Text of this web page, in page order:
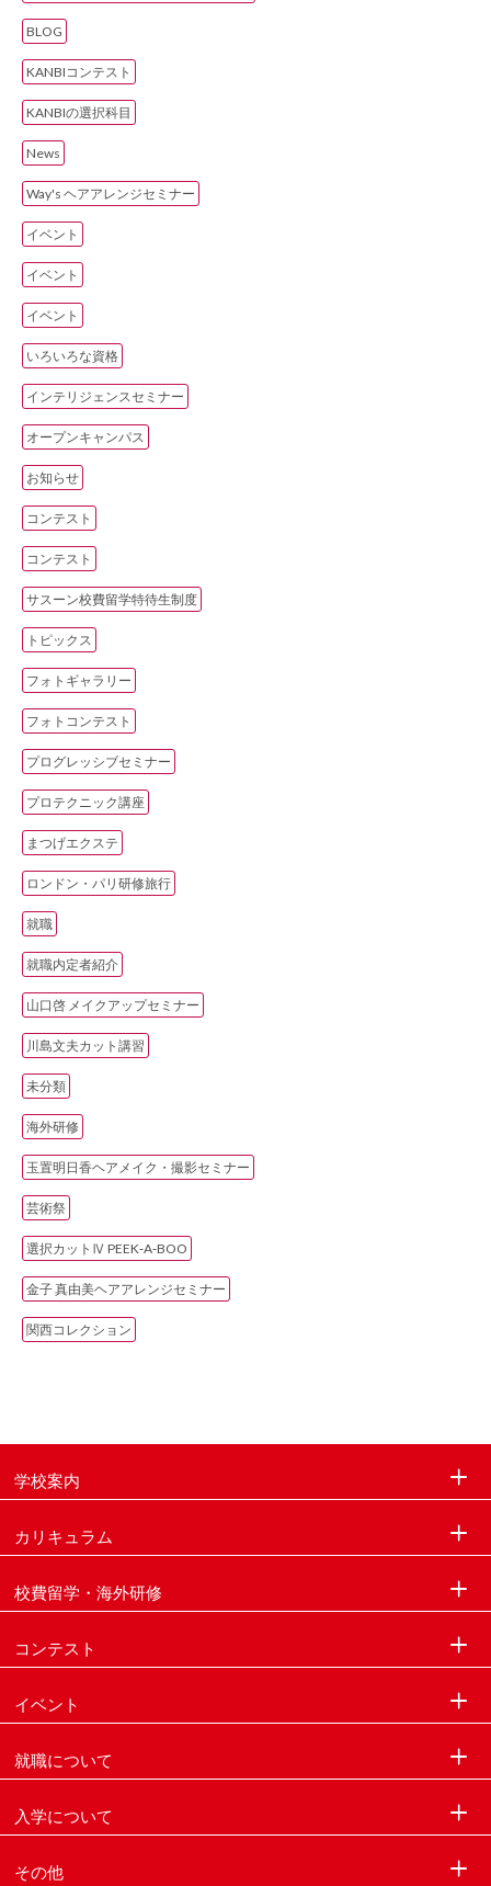
BLOG
KANBIコンテスト
KANBIの選択科目
News
Way's ヘアアレンジセミナー
イベント
イベント
イベント
いろいろな資格
インテリジェンスセミナー
オープンキャンパス
お知らせ
コンテスト
コンテスト
サスーン校費留学特待生制度
トピックス
フォトギャラリー
フォトコンテスト
プログレッシブセミナー
プロテクニック講座
まつげエクステ
ロンドン・パリ研修旅行
就職
就職内定者紹介
山口啓 メイクアップセミナー
川島文夫カット講習
未分類
海外研修
玉置明日香ヘアメイク・撮影セミナー
芸術祭
選択カットⅣ PEEK‐A‐BOO
金子 真由美ヘアアレンジセミナー
関西コレクション
学校案内
カリキュラム
校費留学・海外研修
コンテスト
イベント
就職について
入学について
その他